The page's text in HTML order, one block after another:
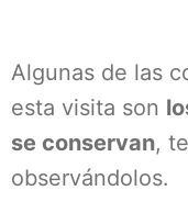
Algunas de las
esta visita son
se conservan,
observándolos.